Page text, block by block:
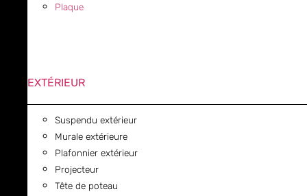
Plaque
EXTÉRIEUR
Suspendu extérieur
Murale extérieure
Plafonnier extérieur
Projecteur
Tête de poteau